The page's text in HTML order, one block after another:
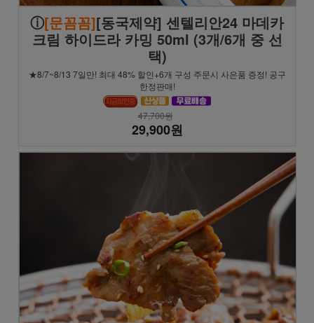
ⓘ[문꼼꼼][동국제약] 센텔리안24 마데카
크림 하이드라 카밍 50ml (3개/6개 중 선
택)
★8/7~8/13 7일만! 최대 48% 할인+6개 구성 주문시 사은품 증정! 공구
한정판매!
47,700원
29,900원